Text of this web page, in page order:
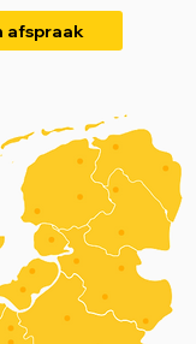
afspraak